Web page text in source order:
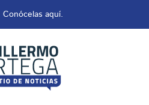
Conócelas aquí.